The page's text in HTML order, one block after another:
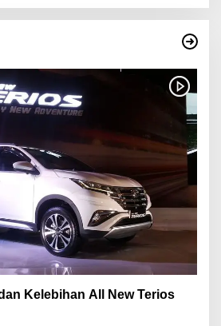
Kelebihan All New Terios